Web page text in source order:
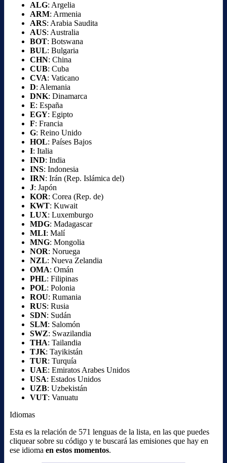
ALG: Argelia
ARM: Armenia
ARS: Arabia Saudita
AUS: Australia
BOT: Botswana
BUL: Bulgaria
CHN: China
CUB: Cuba
CVA: Vaticano
D: Alemania
DNK: Dinamarca
E: España
EGY: Egipto
F: Francia
G: Reino Unido
HOL: Países Bajos
I: Italia
IND: India
INS: Indonesia
IRN: Irán (Rep. Islámica del)
J: Japón
KOR: Corea (Rep. de)
KWT: Kuwait
LUX: Luxemburgo
MDG: Madagascar
MLI: Malí
MNG: Mongolia
NOR: Noruega
NZL: Nueva Zelandia
OMA: Omán
PHL: Filipinas
POL: Polonia
ROU: Rumania
RUS: Rusia
SDN: Sudán
SLM: Salomón
SWZ: Swazilandia
THA: Tailandia
TJK: Tayikistán
TUR: Turquía
UAE: Emiratos Arabes Unidos
USA: Estados Unidos
UZB: Uzbekistán
VUT: Vanuatu
Idiomas
Esta es la relación de 571 lenguas de la lista, en las que puedes
cliquear sobre su código y te buscará las emisiones que hay en
ese idioma en estos momentos.